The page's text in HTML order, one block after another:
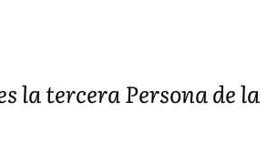
la tercera Persona de la